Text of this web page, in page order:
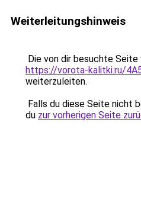
Weiterleitungshinweis
Die von dir besuchte Seite
https://vorota-kalitki.ru/
weiterzuleiten.
Falls du diese Seite nicht
du zur vorherigen Seite